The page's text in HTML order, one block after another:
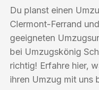
Du planst einen
Clermont-Ferrand
geeigneten
bei Umzugskönig
richtig! Erfahre hier,
ihren Umzug mit uns